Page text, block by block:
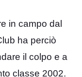
in campo dal
ha perciò
il colpo e a
classe 2002.